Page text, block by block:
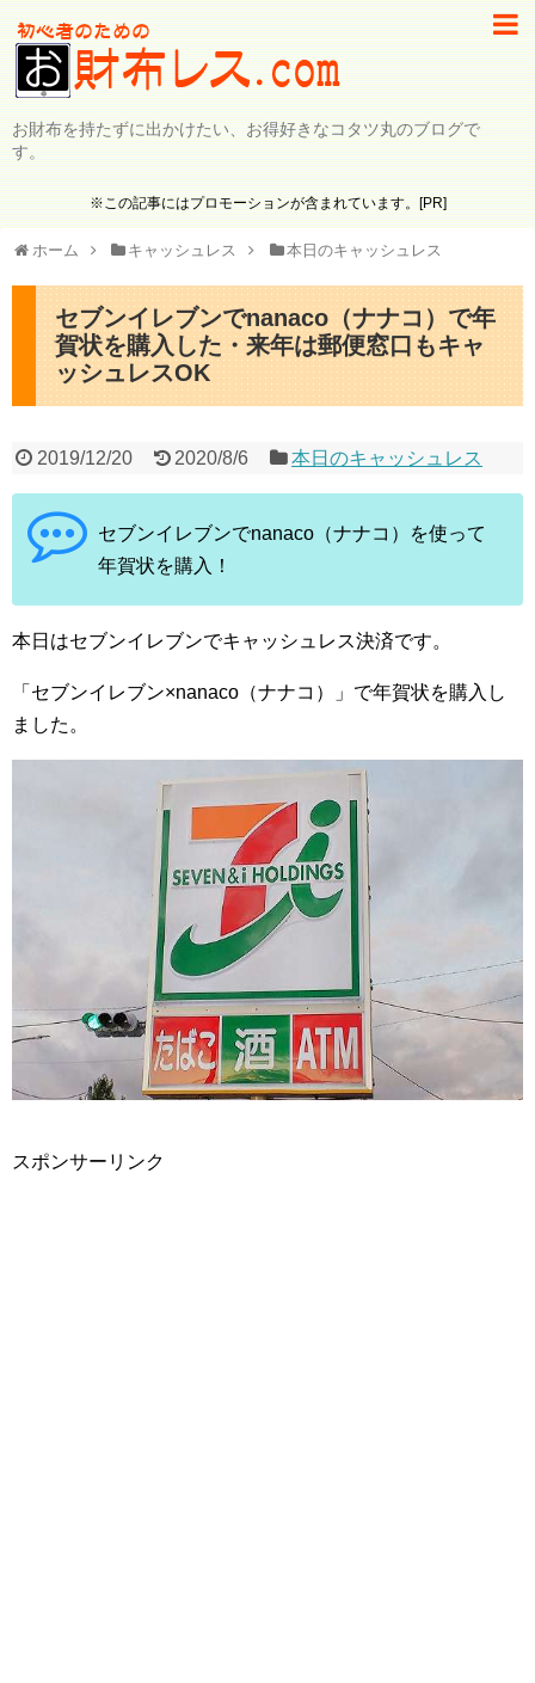
お財布を持たずに出かけたい、お得好きなコタツ丸のブログで
す。
※この記事にはプロモーションが含まれています。[PR]
ホーム キャッシュレス 本日のキャッシュレス
セブンイレブンでnanaco（ナナコ）で年
賀状を購入した・来年は郵便窓口もキャ
ッシュレスOK
2019/12/20 2020/8/6 本日のキャッシュレス
セブンイレブンでnanaco（ナナコ）を使って
年賀状を購入！
本日はセブンイレブンでキャッシュレス決済です。
「セブンイレブン×nanaco（ナナコ）」で年賀状を購入し
ました。
スポンサーリンク